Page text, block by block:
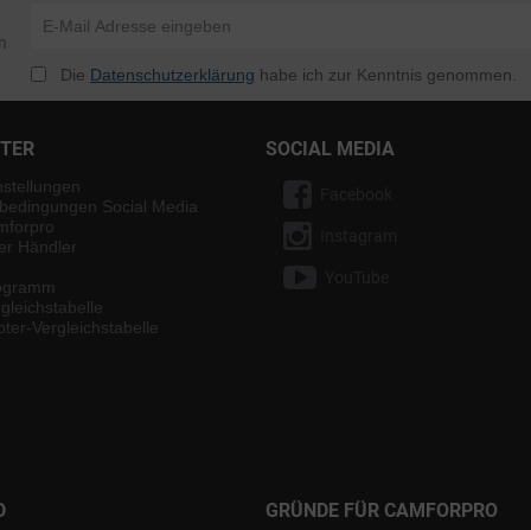
Die Datenschutzerklärung habe ich zur Kenntnis genommen.
Social Media
Händler
Vergleichstabelle
SOCIAL MEDIA
GRÜNDE FÜR CAMFORPRO